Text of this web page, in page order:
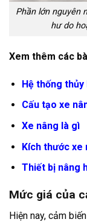
Phần lớn nguyên
hư do
Xem thêm các
Hệ thống
Cấu tạo xe
Xe nâng là gì
Kích thước xe
Thiết bị nâng
Mức giá của
Hiện nay, cảm